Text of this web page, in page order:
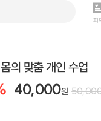
피
몸의 맞춤 개인 수업
40,000원